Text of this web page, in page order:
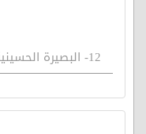
12- البصيرة الحسينية